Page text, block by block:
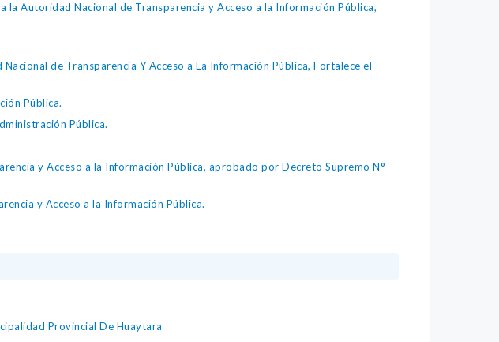
Autoridad Nacional de Transparencia y Acceso a la Información Pública,
de Transparencia Y Acceso a La Información Pública, Fortalece el
Pública.
Pública.
y Acceso a la Información Pública, aprobado por Decreto Supremo N°
y Acceso a la Información Pública.
Provincial De Huaytara